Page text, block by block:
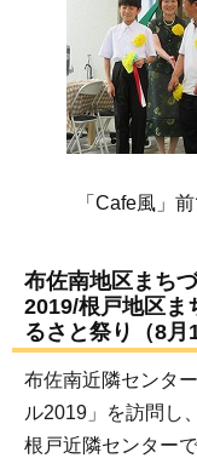
「Cafe風」
布佐南地区まち
2019/根戸地区ま
るさと祭り（8月
布佐南近隣センタ
ル2019」を訪問し
根戸近隣センター